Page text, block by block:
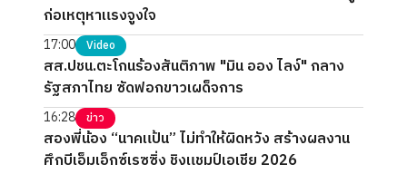
ก่อเหตุหาแรงจูงใจ
17:00 Video
สส.ปชน.ตะโกนร้องสันติภาพ "มิน ออง ไลง์" กลาง
รัฐสภาไทย ซัดฟอกขาวเผด็จการ
16:28 ข่าว
สองพี่น้อง “นาคแป้น” ไม่ทำให้ผิดหวัง สร้างผลงาน
ศึกบีเอ็มเอ็กซ์เรซซิ่ง ชิงแชมป์เอเชีย 2026